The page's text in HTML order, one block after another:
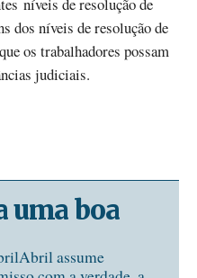
dos níveis de resolução de
os trabalhadores possam
judiciais.
uma boa
assume